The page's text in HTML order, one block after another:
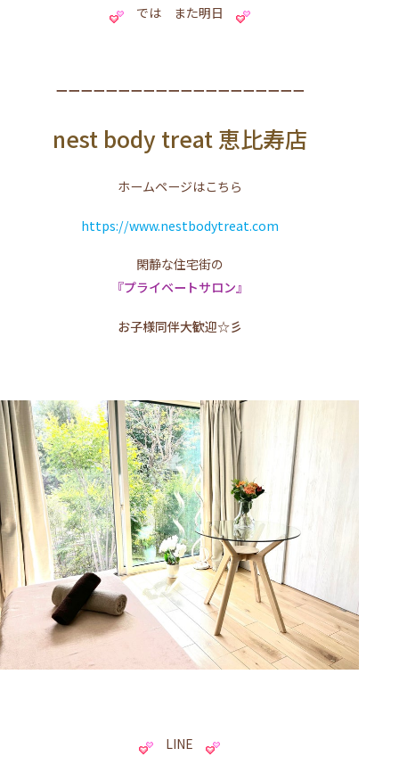
では また明日
ーーーーーーーーーーーーーーーーーーーー
nest body treat 恵比寿店
ホームページはこちら
https://www.nestbodytreat.com
閑静な住宅街の
『プライベートサロン』
お子様同伴大歓迎☆彡
LINE